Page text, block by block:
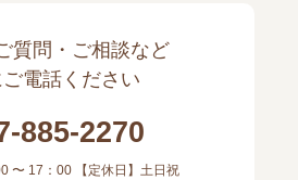
質問・ご相談など
電話ください
885-2270
〜 17：00 【定休日】土日祝